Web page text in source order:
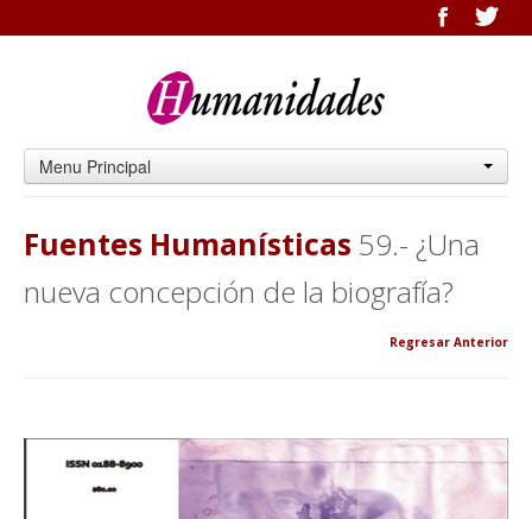
Menu Principal
Fuentes Humanísticas 59.- ¿Una
nueva concepción de la biografía?
Regresar Anterior